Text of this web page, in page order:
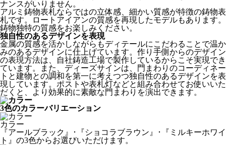
ナンスがいりません。
アルミ鋳物表札ならではの立体感、細かい質感が特徴の鋳物表
札です。ロートアイアンの質感を再現したモデルもあります。
鋳物独特の質感をお楽しみください。
独自性のあるデザインを表現
金属の質感を活かしながらもディテールにこだわることで温か
みのあるデザインに仕上げています。作り手側からのデザイン
の表現方法は、自社鋳造工場で製作しているからこそ実現でき
ています。また、ディーズサインは、門まわりのコーディネー
トと建物との調和を第一に考えつつ独自性のあるデザインを表
現しています。ポストや表札灯などと組み合わせてお使いいた
だくと、より効果的に素敵な門まわりを演出できます。
3色のカラーバリエーション
カラー
『アールブラック』･『ショコラブラウン』･『ミルキーホワイ
ト』の3色からお選びいただけます。